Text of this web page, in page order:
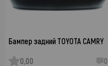
Бампер задний TOYOTA CAMRY
0,00 0